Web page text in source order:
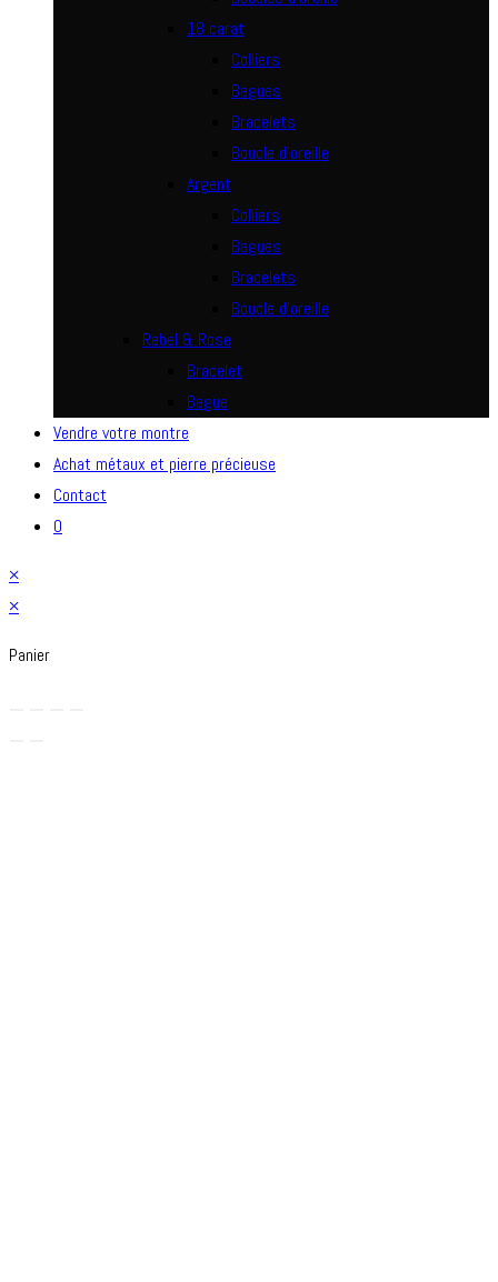
18 carat
Colliers
Bagues
Bracelets
Boucle d’oreille
Argent
Colliers
Bagues
Bracelets
Boucle d’oreille
Rebel & Rose
Bracelet
Bague
Vendre votre montre
Achat métaux et pierre précieuse
Contact
0
×
×
Panier